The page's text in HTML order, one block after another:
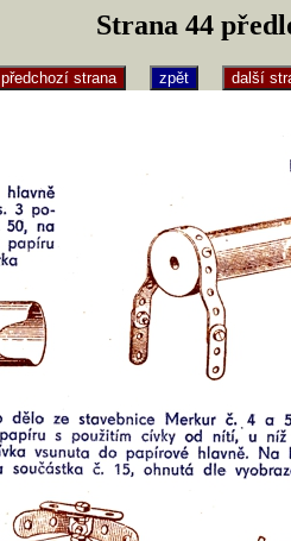
Strana 44
předchozí strana zpět další